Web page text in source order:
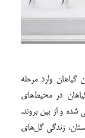
وارد مرحله
در محیط‌های
شده و از بین بروند.
زندگی گل‌های